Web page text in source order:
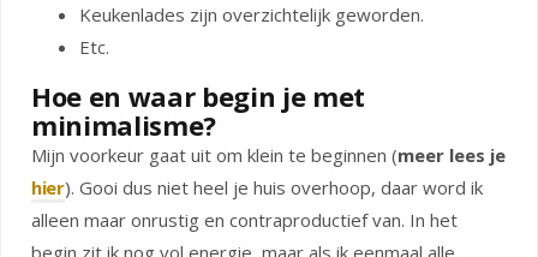
Keukenlades zijn overzichtelijk geworden.
Etc.
Hoe en waar begin je met
minimalisme?
Mijn voorkeur gaat uit om klein te beginnen (meer lees je
hier). Gooi dus niet heel je huis overhoop, daar word ik
alleen maar onrustig en contraproductief van. In het
begin zit ik nog vol energie, maar als ik eenmaal alle